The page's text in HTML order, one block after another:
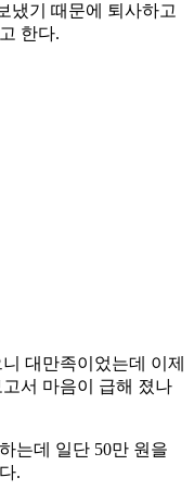
냈기 때문에 퇴사하고
한다.
대만족이었는데 이제
서 마음이 급해 졌나
는데 일단 50만 원을
.